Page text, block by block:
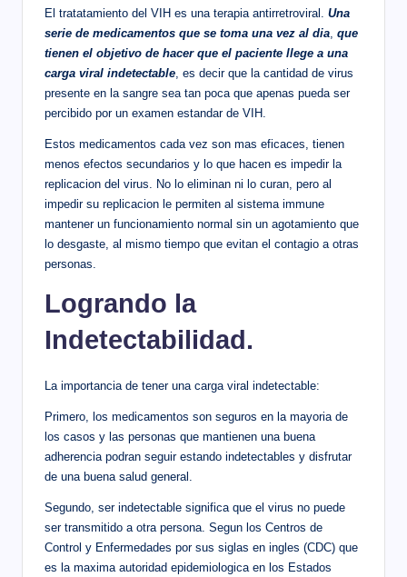
El tratatamiento del VIH es una terapia antirretroviral. Una
serie de medicamentos que se toma una vez al dia, que
tienen el objetivo de hacer que el paciente llege a una
carga viral indetectable, es decir que la cantidad de virus
presente en la sangre sea tan poca que apenas pueda ser
percibido por un examen estandar de VIH.
Estos medicamentos cada vez son mas eficaces, tienen
menos efectos secundarios y lo que hacen es impedir la
replicacion del virus. No lo eliminan ni lo curan, pero al
impedir su replicacion le permiten al sistema immune
mantener un funcionamiento normal sin un agotamiento que
lo desgaste, al mismo tiempo que evitan el contagio a otras
personas.
Logrando la
Indetectabilidad.
La importancia de tener una carga viral indetectable:
Primero, los medicamentos son seguros en la mayoria de
los casos y las personas que mantienen una buena
adherencia podran seguir estando indetectables y disfrutar
de una buena salud general.
Segundo, ser indetectable significa que el virus no puede
ser transmitido a otra persona. Segun los Centros de
Control y Enfermedades por sus siglas en ingles (CDC) que
es la maxima autoridad epidemiologica en los Estados